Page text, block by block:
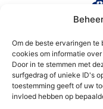
Om de beste ervaringen
cookies om informatie
Door in te stemmen met
surfgedrag of unieke ID's
toestemming geeft of uw
invloed hebben op